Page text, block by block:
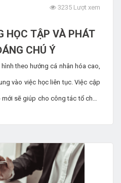
3235 Lượt xem
HỌC TẬP VÀ PHÁT
CHÚ Ý
theo hướng cá nhân hóa cao,
vào việc học liên tục. Việc cập
sẽ giúp cho công tác tổ chức